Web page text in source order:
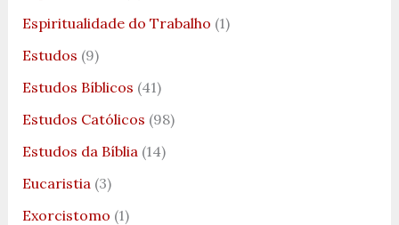
Espiritualidade do Trabalho (1)
Estudos (9)
Estudos Bíblicos (41)
Estudos Católicos (98)
Estudos da Bíblia (14)
Eucaristia (3)
Exorcistomo (1)